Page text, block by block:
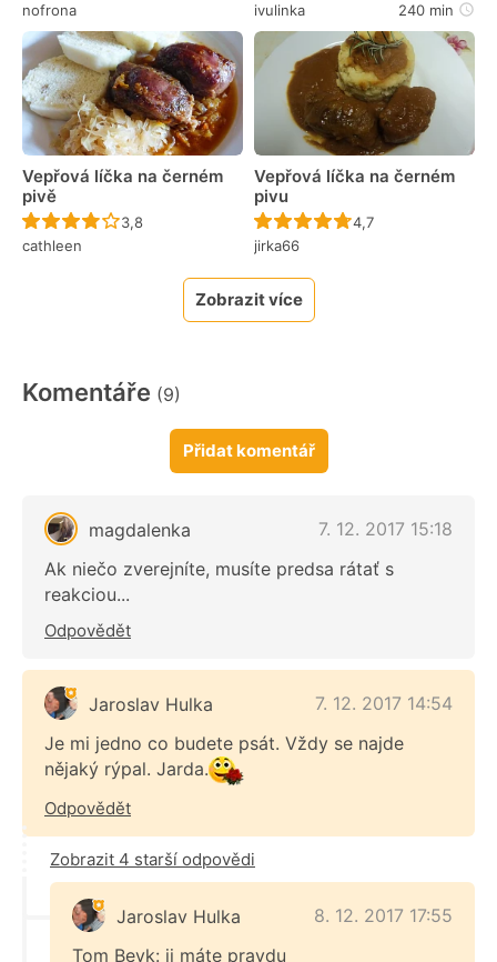
nofrona
ivulinka
240 min
Vepřová líčka na černém
pivě
Recept ještě nebyl hodnocen
3,8
cathleen
Vepřová líčka na černém
pivu
Recept ještě nebyl
4,7
jirka66
Zobrazit více
Komentáře (9)
Přidat komentář
magdalenka
7. 12. 2017 15:18
Ak niečo zverejníte, musíte predsa rátať s
reakciou...
Odpovědět
Jaroslav Hulka
7. 12. 2017 14:54
Je mi jedno co budete psát. Vždy se najde
nějaký rýpal. Jarda.
Odpovědět
Zobrazit 4 starší odpovědi
Jaroslav Hulka
8. 12. 2017 17:55
Tom Beyk: jj máte pravdu